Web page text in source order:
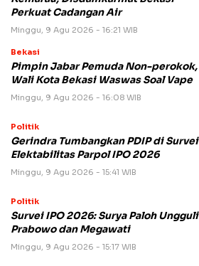
Perkuat Cadangan Air
Minggu, 9 Agu 2026 - 16:21 WIB
Bekasi
Pimpin Jabar Pemuda Non-perokok,
Wali Kota Bekasi Waswas Soal Vape
Minggu, 9 Agu 2026 - 16:08 WIB
Politik
Gerindra Tumbangkan PDIP di Survei
Elektabilitas Parpol IPO 2026
Minggu, 9 Agu 2026 - 15:41 WIB
Politik
Survei IPO 2026: Surya Paloh Ungguli
Prabowo dan Megawati
Minggu, 9 Agu 2026 - 15:17 WIB